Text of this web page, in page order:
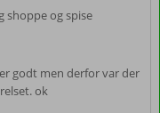
shoppe og spise
godt men derfor var der
ok